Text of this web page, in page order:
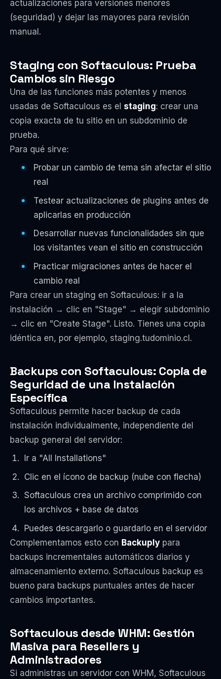
actualizaciones para versiones menores
(seguridad) y dejar las mayores para revisión
manual.
Staging con Softaculous: Prueba
Cambios sin Riesgo
Una de las funciones más potentes y menos
usadas de Softaculous es el staging: crear una
copia exacta de tu sitio en un subdominio de
prueba.
Para qué sirve:
Probar un cambio de tema sin afectar el sitio
real
Testear actualizaciones de plugins antes de
aplicarlas en producción
Desarrollar nuevas funcionalidades sin que
los visitantes vean el sitio en construcción
Practicar migraciones antes de hacer el
cambio real
Para crear un staging en Softaculous: ir a la
instalación → clic en "Stage" → elegir subdominio
→ clic en "Create Stage". Listo. Tienes una copia
idéntica en, por ejemplo, staging.tudominio.cl.
Backups con Softaculous: Copia de
Seguridad de una Instalación
Específica
Softaculous permite hacer backup de cada
instalación individualmente, independiente del
backup general del servidor:
Ir a "All Installations"
Clic en el ícono de backup (nube con flecha)
Softaculous crea un archivo comprimido con
los archivos + base de datos
Puedes descargarlo o guardarlo en el servidor
Complementamos esto con Backuply para
backups incrementales automáticos diarios y
almacenamiento externo. Softaculous backup es
bueno para backups puntuales antes de hacer
cambios importantes.
Softaculous desde WHM: Gestión
Masiva para Resellers y
Administradores
Si administras un servidor con WHM, Softaculous